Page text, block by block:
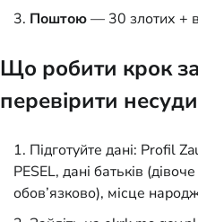
Поштою— 30 злотих +
Що робити крок
перевірити
Підготуйте дані: Profil
PESEL, дані батьків
обов’язково), місце